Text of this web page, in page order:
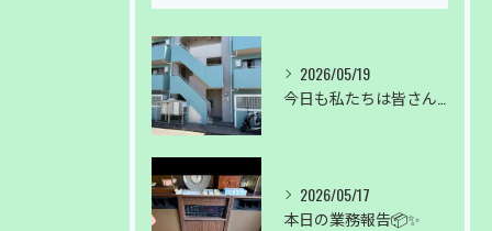
2026/05/19
2026/05/17
本日の業務報告📦✨